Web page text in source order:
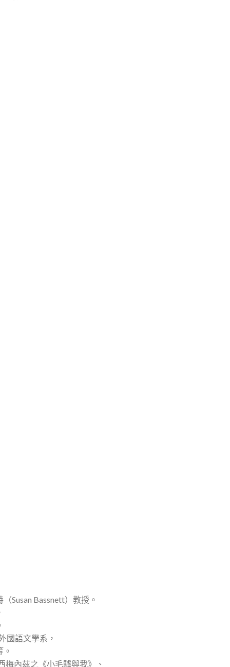
Susan Bassnett）教授。
國語文學系，
內茲之《小毛驢與我》、